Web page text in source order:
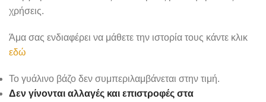
χρήσεις.
Άμα σας ενδιαφέρει να μάθετε την ιστορία τους κάντε κλικ
εδώ
Το γυάλινο βάζο δεν συμπεριλαμβάνεται στην τιμή.
Δεν γίνονται αλλαγές και επιστροφές στα